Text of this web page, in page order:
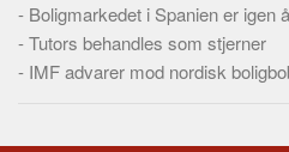
- Boligmarkedet i Spanien er igen
-Tutors behandles som stjerner
- IMF advarer mod nordisk